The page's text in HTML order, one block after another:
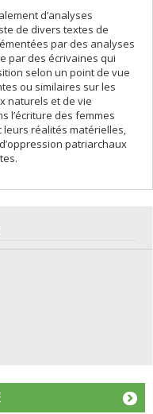
d’analyses
de divers textes de
par des analyses
par des écrivaines qui
selon un point de vue
ou similaires sur les
naturels et de vie
l’écriture des femmes
réalités matérielles,
patriarchaux